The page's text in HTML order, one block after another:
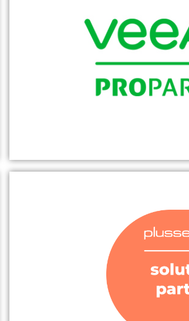
Als offizieller Partner des
setzt die StieCon IT-
umfassenden Schutz Ihrer IT.
bietet Virenschutz, Datenschutz,
Schadprogrammen für den
VEEAM
Veeam ist einer der führenden
Recovery für virtuelle und
darum geht, eine schnelle und
von Daten und Anwendungen
Umgebungen zu gewährleisten,
die IT-Lösungen